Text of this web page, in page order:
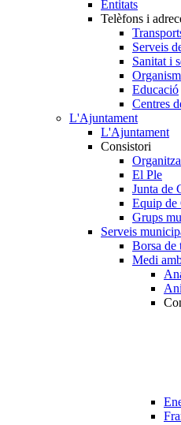
Entitats
Telèfons i
Serveis
Sanitat i
Educació
Centres
L'Ajuntament
L'Ajuntament
Consistori
El Ple
Junta de
Equip de
Grups
Serveis
Borsa de
Medi